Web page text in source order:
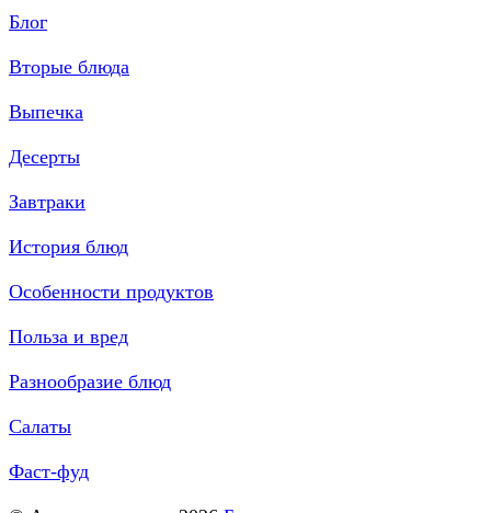
Блог
Вторые блюда
Выпечка
Десерты
Завтраки
История блюд
Особенности продуктов
Польза и вред
Разнообразие блюд
Салаты
Фаст-фуд